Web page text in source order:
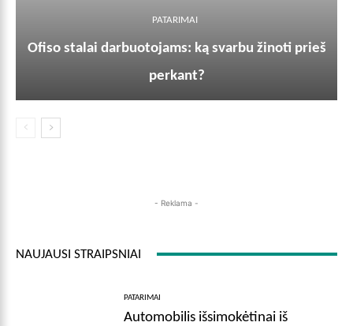
PATARIMAI
Ofiso stalai darbuotojams: ką svarbu žinoti prieš
perkant?
- Reklama -
NAUJAUSI STRAIPSNIAI
PATARIMAI
Automobilis išsimokėtinai iš